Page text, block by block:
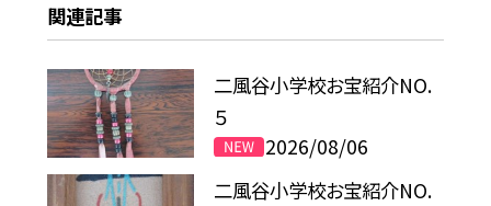
関連記事
二風谷小学校お宝紹介NO.
５
2026/08/06
二風谷小学校お宝紹介NO.